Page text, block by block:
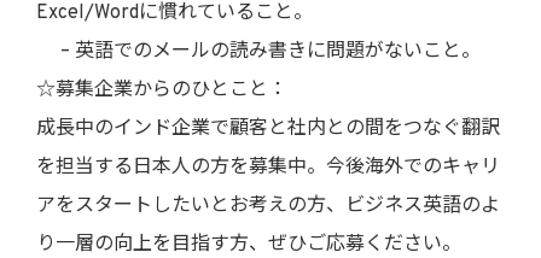
Excel/Wordに慣れていること。
– 英語でのメールの読み書きに問題がないこと。
☆募集企業からのひとこと：
成長中のインド企業で顧客と社内との間をつなぐ翻訳
を担当する日本人の方を募集中。今後海外でのキャリ
アをスタートしたいとお考えの方、ビジネス英語のよ
り一層の向上を目指す方、ぜひご応募ください。